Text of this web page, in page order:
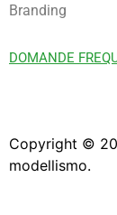
Branding
DOMANDE
Copyright ©
modellismo.